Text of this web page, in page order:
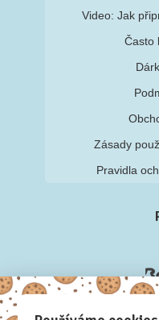
Video: Jak
Často
Zásady
Pravidla